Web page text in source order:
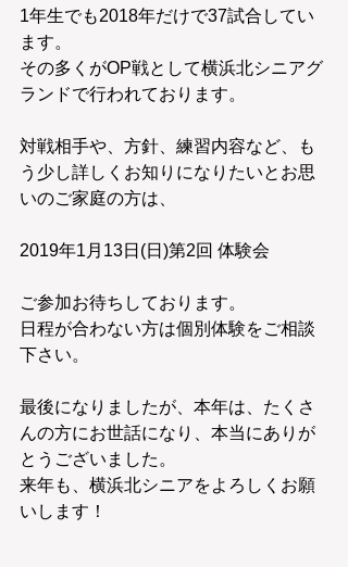
1年生でも2018年だけで37試合してい
ます。
その多くがOP戦として横浜北シニアグ
ランドで行われております。
対戦相手や、方針、練習内容など、も
う少し詳しくお知りになりたいとお思
いのご家庭の方は、
2019年1月13日(日)第2回 体験会
ご参加お待ちしております。
日程が合わない方は個別体験をご相談
下さい。
最後になりましたが、本年は、たくさ
んの方にお世話になり、本当にありが
とうございました。
来年も、横浜北シニアをよろしくお願
いします！